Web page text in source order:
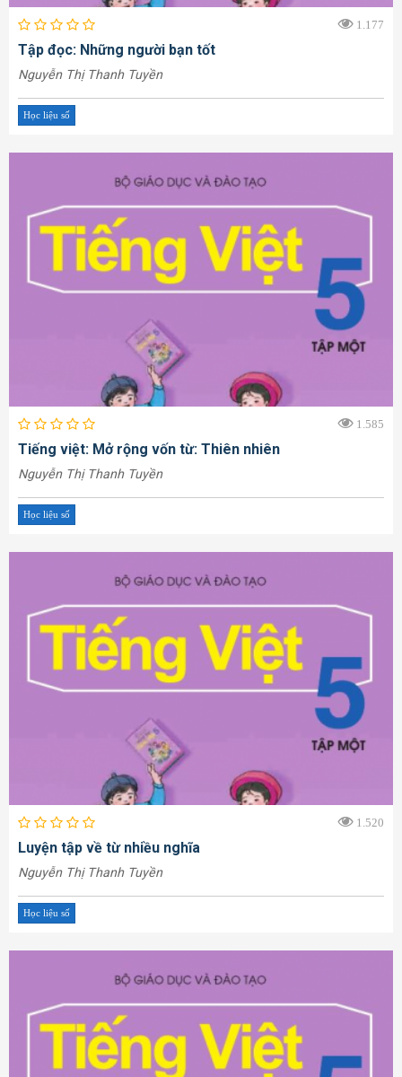
1.177
Tập đọc: Những người bạn tốt
Nguyễn Thị Thanh Tuyền
Học liệu số
1.585
Tiếng việt: Mở rộng vốn từ: Thiên nhiên
Nguyễn Thị Thanh Tuyền
Học liệu số
1.520
Luyện tập về từ nhiều nghĩa
Nguyễn Thị Thanh Tuyền
Học liệu số